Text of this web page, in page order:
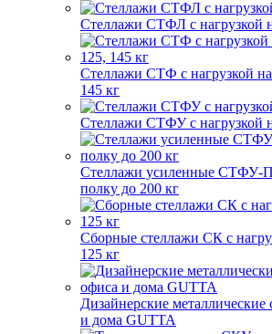
Стеллажи СТФЛ с нагрузкой
Стеллажи СТФ с нагрузкой
145 кг
Стеллажи СТФУ с нагрузкой
Стеллажи усиленные СТФУ-П
полку до 200 кг
Сборные стеллажи СК с
125 кг
Дизайнерские металлические
и дома GUTTA